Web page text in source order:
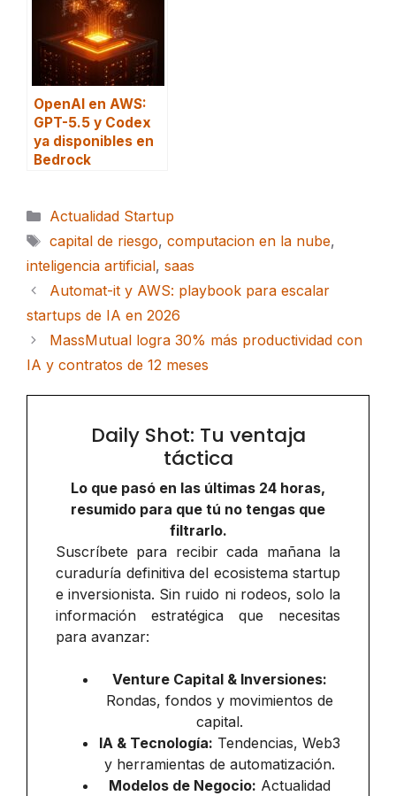
OpenAI en AWS:
GPT-5.5 y Codex
ya disponibles en
Bedrock
Categorías
Actualidad Startup
Etiquetas
capital de riesgo, computacion en la nube,
inteligencia artificial, saas
Automat-it y AWS: playbook para escalar
startups de IA en 2026
MassMutual logra 30% más productividad con
IA y contratos de 12 meses
Daily Shot: Tu ventaja
táctica
Lo que pasó en las últimas 24 horas,
resumido para que tú no tengas que
filtrarlo.
Suscríbete para recibir cada mañana la
curaduría definitiva del ecosistema startup
e inversionista. Sin ruido ni rodeos, solo la
información estratégica que necesitas
para avanzar:
Venture Capital & Inversiones:
Rondas, fondos y movimientos de
capital.
IA & Tecnología: Tendencias, Web3
y herramientas de automatización.
Modelos de Negocio: Actualidad